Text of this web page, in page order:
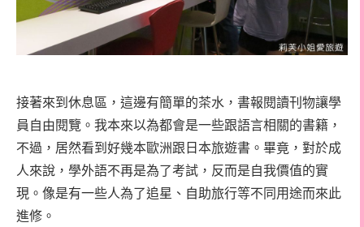
接著來到休息區，這邊有簡單的茶水，書報閱讀刊物讓學
員自由閱覽。我本來以為都會是一些跟語言相關的書籍，
不過，居然看到好幾本歐洲跟日本旅遊書。畢竟，對於成
人來說，學外語不再是為了考試，反而是自我價值的實
現。像是有一些人為了追星、自助旅行等不同用途而來此
進修。